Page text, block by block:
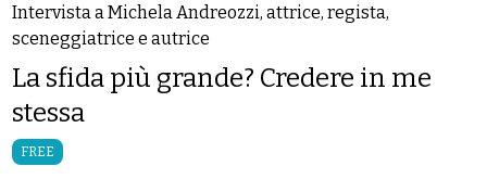
Intervista a Michela Andreozzi, attrice, regista,
sceneggiatrice e autrice
La sfida più grande? Credere in me
stessa
FREE